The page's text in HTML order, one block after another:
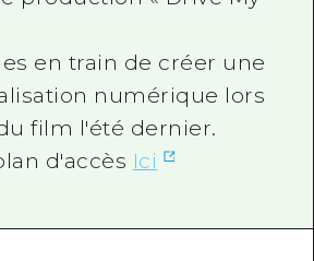
en train de créer une
numérique lors
film l'été dernier.
d'accès Ici